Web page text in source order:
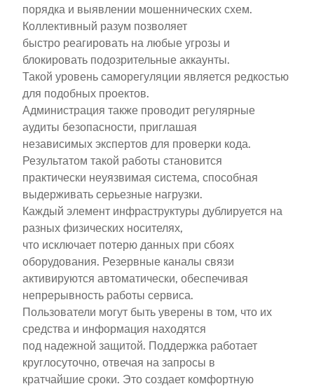
порядка и выявлении мошеннических схем.
Коллективный разум позволяет
быстро реагировать на любые угрозы и
блокировать подозрительные аккаунты.
Такой уровень саморегуляции является редкостью
для подобных проектов.
Администрация также проводит регулярные
аудиты безопасности, приглашая
независимых экспертов для проверки кода.
Результатом такой работы становится
практически неуязвимая система, способная
выдерживать серьезные нагрузки.
Каждый элемент инфраструктуры дублируется на
разных физических носителях,
что исключает потерю данных при сбоях
оборудования. Резервные каналы связи
активируются автоматически, обеспечивая
непрерывность работы сервиса.
Пользователи могут быть уверены в том, что их
средства и информация находятся
под надежной защитой. Поддержка работает
круглосуточно, отвечая на запросы в
кратчайшие сроки. Это создает комфортную